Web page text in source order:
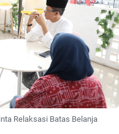
Relaksasi Batas Belanja